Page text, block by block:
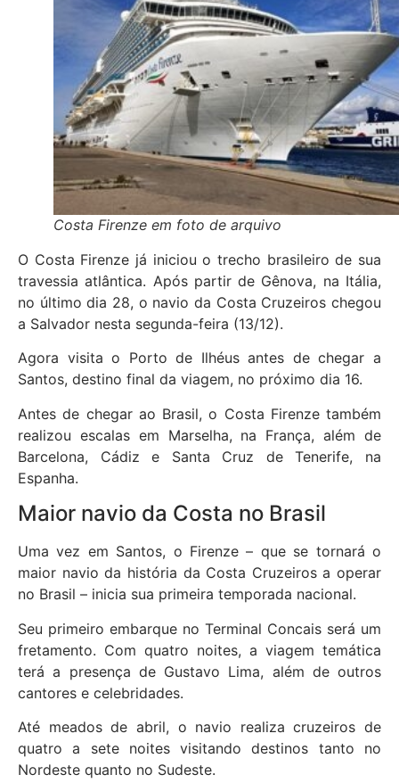
Costa Firenze em foto de arquivo
O Costa Firenze já iniciou o trecho brasileiro de sua
travessia atlântica. Após partir de Gênova, na Itália,
no último dia 28, o navio da Costa Cruzeiros chegou
a Salvador nesta segunda-feira (13/12).
Agora visita o Porto de Ilhéus antes de chegar a
Santos, destino final da viagem, no próximo dia 16.
Antes de chegar ao Brasil, o Costa Firenze também
realizou escalas em Marselha, na França, além de
Barcelona, Cádiz e Santa Cruz de Tenerife, na
Espanha.
Maior navio da Costa no Brasil
Uma vez em Santos, o Firenze – que se tornará o
maior navio da história da Costa Cruzeiros a operar
no Brasil – inicia sua primeira temporada nacional.
Seu primeiro embarque no Terminal Concais será um
fretamento. Com quatro noites, a viagem temática
terá a presença de Gustavo Lima, além de outros
cantores e celebridades.
Até meados de abril, o navio realiza cruzeiros de
quatro a sete noites visitando destinos tanto no
Nordeste quanto no Sudeste.